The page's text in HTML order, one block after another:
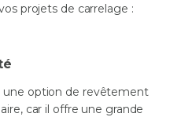
projets de carrelage :
une option de revêtement
car il offre une grande